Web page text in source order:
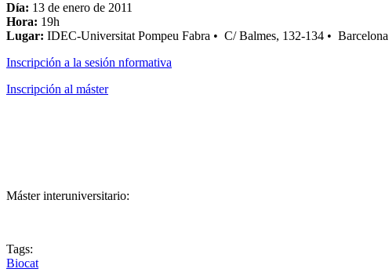
Día: 13 de enero de 2011
Hora: 19h
Lugar: IDEC-Universitat Pompeu Fabra • C/ Balmes, 132-134 • Barcelona
Inscripción a la sesión nformativa
Inscripción al máster
Máster interuniversitario:
Tags:
Biocat